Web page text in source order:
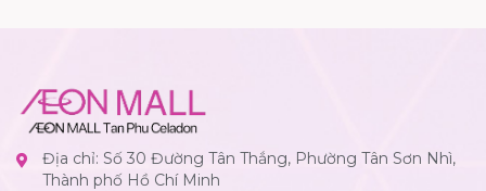
Địa chỉ: Số 30 Đường Tân Thắng, Phường Tân Sơn Nhì,
Thành phố Hồ Chí Minh